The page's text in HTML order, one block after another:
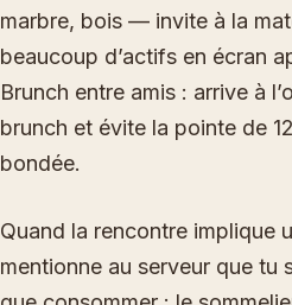
marbre, bois — invite à la
beaucoup d’actifs en écran
Brunch entre amis : arrive à
brunch et évite la pointe de
bondée.
Quand la rencontre implique
mentionne au serveur que tu